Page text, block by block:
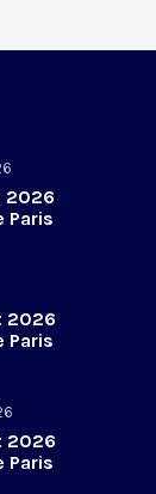
2026
Paris
2026
Paris
2026
Paris